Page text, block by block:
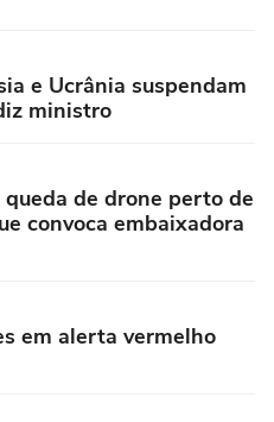
e Ucrânia suspendam
ministro
de drone perto de
convoca embaixadora
em alerta vermelho